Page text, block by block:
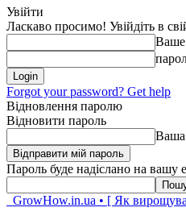
Увійти
Ласкаво просимо! Увійдіть в
Ваше
Forgot your password? Get help
Відновлення паролю
Відновити пароль
Ваша
Пароль буде надіслано на вашу
GrowHow.in.ua • [ Як